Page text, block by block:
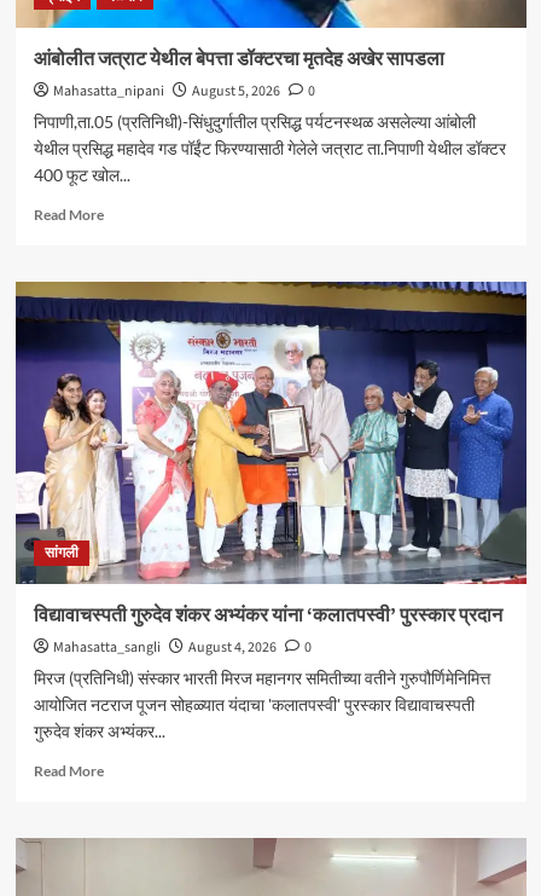
आंबोलीत जत्राट येथील बेपत्ता डॉक्टरचा मृतदेह अखेर सापडला
Mahasatta_nipani August 5, 2026
0
निपाणी,ता.05 (प्रतिनिधी)-सिंधुदुर्गातील प्रसिद्ध पर्यटनस्थळ असलेल्या आंबोली
येथील प्रसिद्ध महादेव गड पॉईंट फिरण्यासाठी गेलेले जत्राट ता.निपाणी येथील डॉक्टर
400 फूट खोल...
Read MoreRead
आंबोलीत
जत्राट
येथील
बेपत्ता
डॉक्टरचा
मृतदेह
अखेर
सापडला
सांगली
विद्यावाचस्पती गुरुदेव शंकर अभ्यंकर यांना ‘कलातपस्वी’ पुरस्कार प्रदान
Mahasatta_sangli August 4, 2026
0
मिरज (प्रतिनिधी) संस्कार भारती मिरज महानगर समितीच्या वतीने गुरुपौर्णिमेनिमित्त
आयोजित नटराज पूजन सोहळ्यात यंदाचा 'कलातपस्वी' पुरस्कार विद्यावाचस्पती
गुरुदेव शंकर अभ्यंकर...
Read MoreRead
विद्यावाचस्पती